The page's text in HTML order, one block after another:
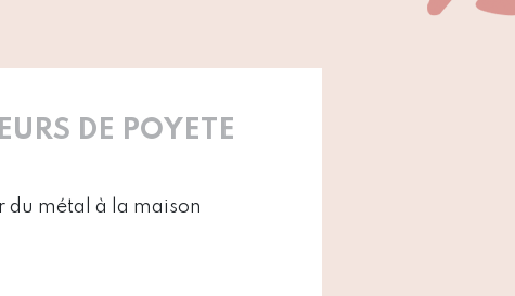
DE POYETE
du métal à la maison